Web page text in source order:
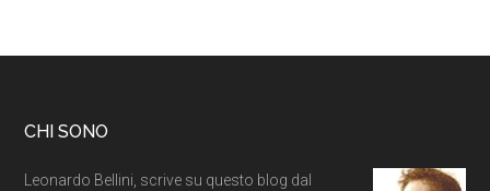
CHI SONO
Leonardo Bellini, scrive su questo blog dal